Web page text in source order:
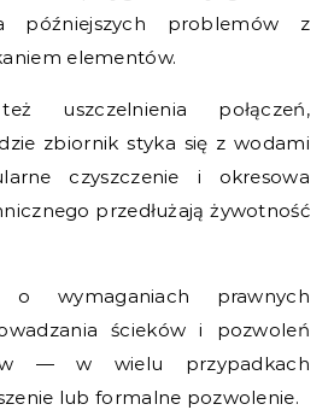
późniejszych problemów z
elementów.
uszczelnienia połączeń,
zbiornik styka się z wodami
czyszczenie i okresowa
przedłużają żywotność
wymaganiach prawnych
ścieków i pozwoleń
— w wielu przypadkach
lub formalne pozwolenie.